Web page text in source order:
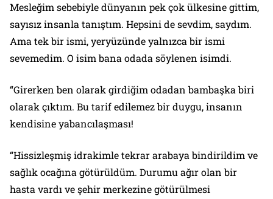
Mesleğim sebebiyle dünyanın pek çok ülkesine gittim,
sayısız insanla tanıştım. Hepsini de sevdim, saydım.
Ama tek bir ismi, yeryüzünde yalnızca bir ismi
sevemedim. O isim bana odada söylenen isimdi.
“Girerken ben olarak girdiğim odadan bambaşka biri
olarak çıktım. Bu tarif edilemez bir duygu, insanın
kendisine yabancılaşması!
“Hissizleşmiş idrakimle tekrar arabaya bindirildim ve
sağlık ocağına götürüldüm. Durumu ağır olan bir
hasta vardı ve şehir merkezine götürülmesi